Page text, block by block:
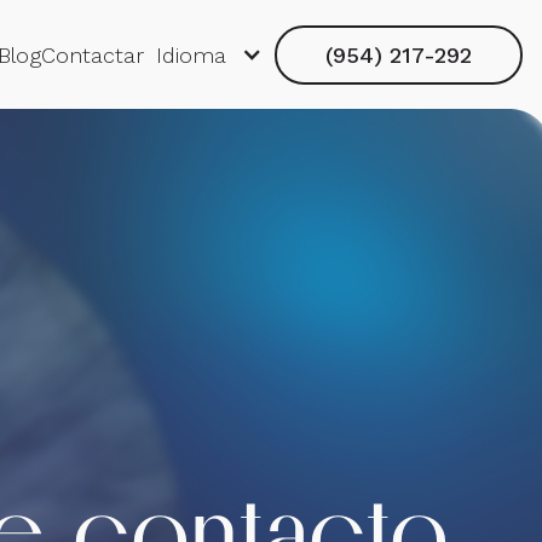
Contactar Idioma (954) 217-292